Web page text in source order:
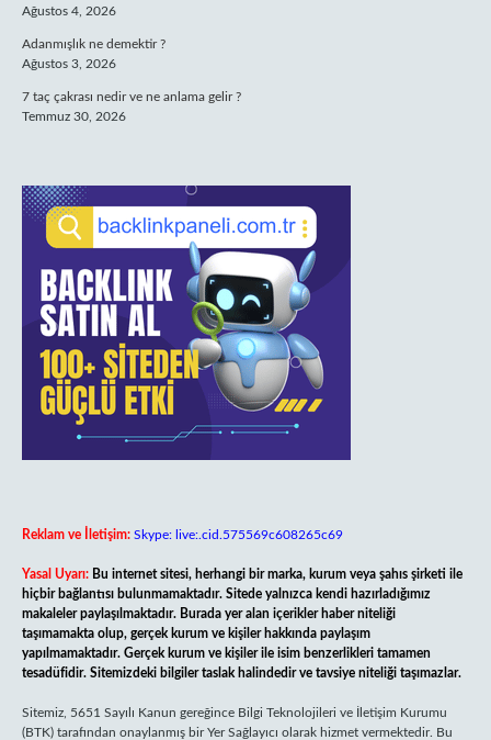
Ağustos 4, 2026
Adanmışlık ne demektir ?
Ağustos 3, 2026
7 taç çakrası nedir ve ne anlama gelir ?
Temmuz 30, 2026
Reklam ve İletişim: Skype: live:.cid.575569c608265c69
Yasal Uyarı: Bu internet sitesi, herhangi bir marka, kurum veya şahıs şirketi ile
hiçbir bağlantısı bulunmamaktadır. Sitede yalnızca kendi hazırladığımız
makaleler paylaşılmaktadır. Burada yer alan içerikler haber niteliği
taşımamakta olup, gerçek kurum ve kişiler hakkında paylaşım
yapılmamaktadır. Gerçek kurum ve kişiler ile isim benzerlikleri tamamen
tesadüfidir. Sitemizdeki bilgiler taslak halindedir ve tavsiye niteliği taşımazlar.
Sitemiz, 5651 Sayılı Kanun gereğince Bilgi Teknolojileri ve İletişim Kurumu
(BTK) tarafından onaylanmış bir Yer Sağlayıcı olarak hizmet vermektedir. Bu